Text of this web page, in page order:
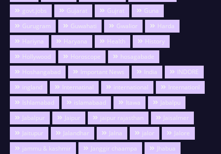
govt.jobs
Gujarat Gujrat
Guna
Gurugram
Guwahati Gwalior
Harda
Hariyna
Haryana Health
History
Hollywood
Horoscope
hosagabade
Hoshangabad
Important News India
INDORE
ingland
Internatinal international
Internationl
Ishlamabad
islamabaad Itawa
Jabalpu
Jabalpur
Jaipur jaipur rajasthan
Jaisalmer
Jaitupur
Jalandhar Jalna jalor
Jalore
jammu & kashmir
Janggir chaampa
Jhabua